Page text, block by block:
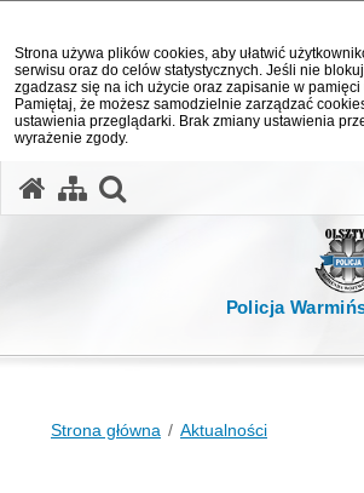
Strona używa plików cookies, aby ułatwić
serwisu oraz do celów statystycznych. Jeśli nie
zgadzasz się na ich użycie oraz zapisanie w
Pamiętaj, że możesz samodzielnie zarządzać
ustawienia przeglądarki. Brak zmiany ustawienia
wyrażenie zgody.
Policja
Strona główna Aktualności